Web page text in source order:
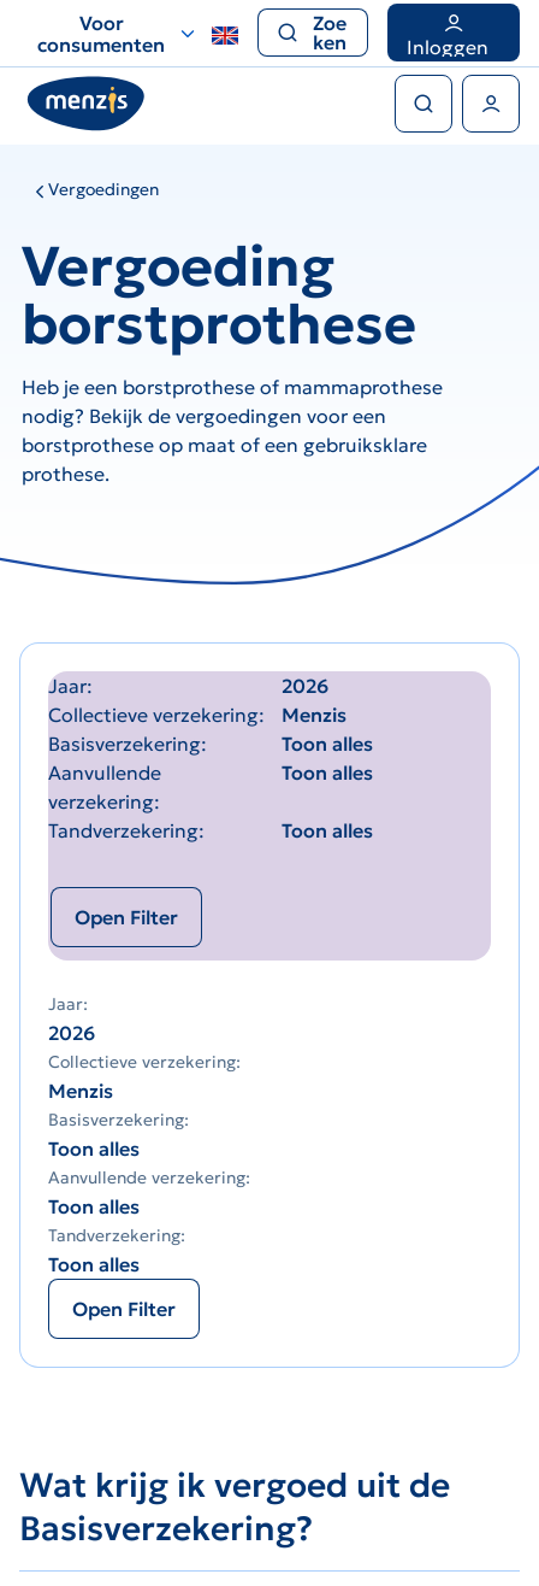
voor
snelle
navigatie
Voor
consumenten
Zoe
ken
Inloggen
Vergoedingen
Vergoeding
borstprothese
Heb je een borstprothese of mammaprothese
nodig? Bekijk de vergoedingen voor een
borstprothese op maat of een gebruiksklare
prothese.
Jaar
2026
Collectieve verzekering
Menzis
Basisverzekering
Toon alles
Aanvullende
verzekering
Toon alles
Tandverzekering Toon alles
Open Filter
Jaar:
2026
Collectieve verzekering:
Menzis
Basisverzekering:
Toon alles
Aanvullende verzekering:
Toon alles
Tandverzekering:
Toon alles
Open Filter
Wat krijg ik vergoed uit de
Basisverzekering?